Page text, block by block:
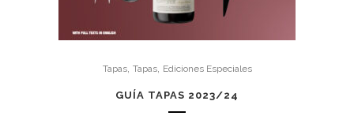
Tapas, Tapas, Ediciones Especiales
GUÍA TAPAS 2023/24